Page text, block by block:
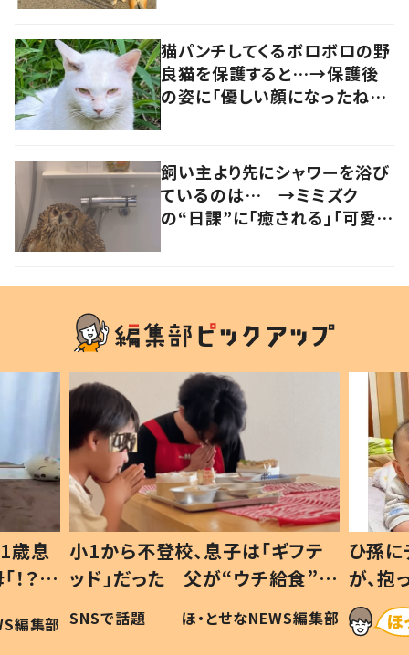
猫パンチしてくるボロボロの野
良猫を保護すると…→保護後
の姿に「優しい顔になったね！」
飼い主より先にシャワーを浴び
ているのは… →ミミズク
の“日課”に「癒される」「可愛く
歳息
？」
編集部
小1から不登校、息子は「ギフテ
ッド」だった 父が“ウチ給食”を
作り続ける理由とは #令和の親
#令和の子
SNSで話題 ほ・とせなNEWS編集部
ひ孫
が、
「涙が
い」